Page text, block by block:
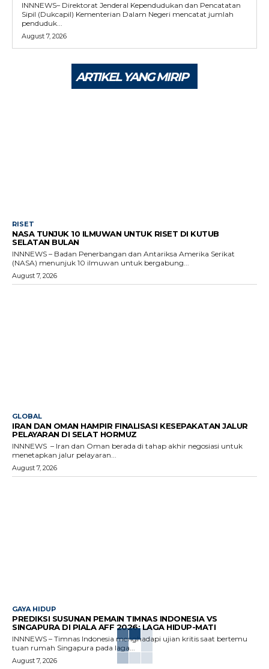
INNNEWS– Direktorat Jenderal Kependudukan dan Pencatatan
Sipil (Dukcapil) Kementerian Dalam Negeri mencatat jumlah
penduduk...
August 7, 2026
ARTIKEL YANG MIRIP
RISET
NASA TUNJUK 10 ILMUWAN UNTUK RISET DI KUTUB
SELATAN BULAN
INNNEWS – Badan Penerbangan dan Antariksa Amerika Serikat
(NASA) menunjuk 10 ilmuwan untuk bergabung...
August 7, 2026
GLOBAL
IRAN DAN OMAN HAMPIR FINALISASI KESEPAKATAN JALUR
PELAYARAN DI SELAT HORMUZ
INNNEWS – Iran dan Oman berada di tahap akhir negosiasi untuk
menetapkan jalur pelayaran...
August 7, 2026
GAYA HIDUP
PREDIKSI SUSUNAN PEMAIN TIMNAS INDONESIA VS
SINGAPURA DI PIALA AFF 2026: LAGA HIDUP-MATI
INNNEWS – Timnas Indonesia menghadapi ujian kritis saat bertemu
tuan rumah Singapura pada laga...
August 7, 2026